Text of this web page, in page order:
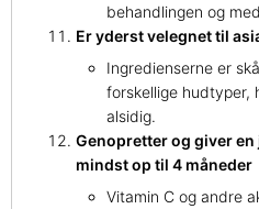
behandlingen og
Er yderst velegnet til
Ingredienserne er
forskellige hudtyper,
alsidig.
Genopretter og giver
mindst op til 4 måneder
Vitamin C og andre